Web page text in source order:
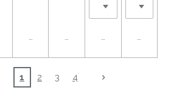
panierau panier
Ajouter au panierAjouter au panier
Ajouter au panier
Ajouter au
1 2 3 4